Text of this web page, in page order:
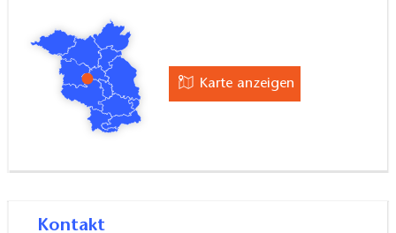
Karte anzeigen
Kontakt